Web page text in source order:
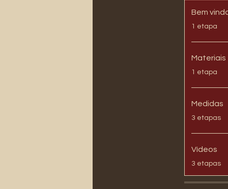
Bem
.1 etapa
Materiais
.1 etapa
Medidas
.3 etapas
Vídeos
.3 etapas